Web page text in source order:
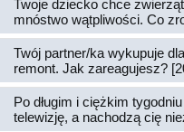
Twoje dziecko chce
mnóstwo wątpliwości. Co
Twój partner/ka wykupuje
remont. Jak zareagujesz?
Po długim i ciężkim
telewizję, a nachodzą cię